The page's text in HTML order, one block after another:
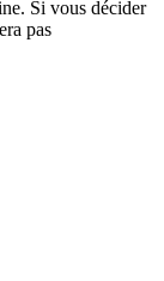
Si vous décider
pas